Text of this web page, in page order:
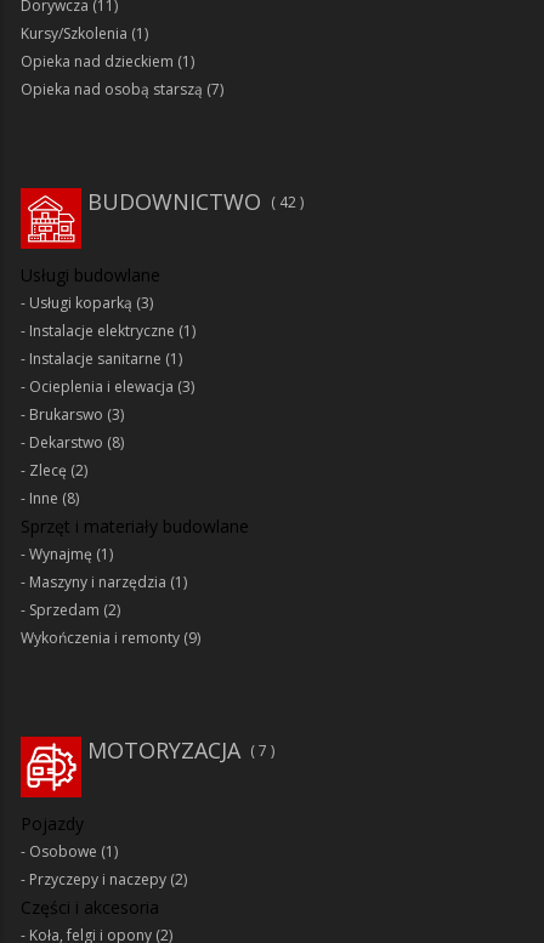
Dorywcza (11)
Kursy/Szkolenia (1)
Opieka nad dzieckiem (1)
Opieka nad osobą starszą (7)
BUDOWNICTWO 42
Usługi budowlane
Usługi koparką (3)
Instalacje elektryczne (1)
Instalacje sanitarne (1)
Ocieplenia i elewacja (3)
Brukarswo (3)
Dekarstwo (8)
Zlecę (2)
Inne (8)
Sprzęt i materiały budowlane
Wynajmę (1)
Maszyny i narzędzia (1)
Sprzedam (2)
Wykończenia i remonty (9)
MOTORYZACJA 7
Pojazdy
Osobowe (1)
Przyczepy i naczepy (2)
Części i akcesoria
Koła, felgi i opony (2)